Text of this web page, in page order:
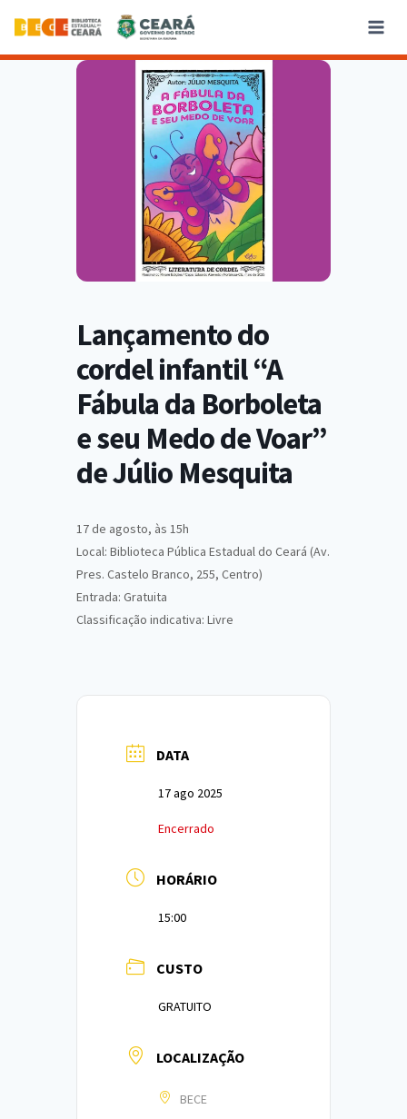
Lançamento do
cordel infantil “A
Fábula da Borboleta
e seu Medo de Voar”
de Júlio Mesquita
17 de agosto, às 15h
Local: Biblioteca Pública Estadual do Ceará (Av.
Pres. Castelo Branco, 255, Centro)
Entrada: Gratuita
Classificação indicativa: Livre
DATA
17 ago 2025
Encerrado
HORÁRIO
15:00
CUSTO
GRATUITO
LOCALIZAÇÃO
BECE